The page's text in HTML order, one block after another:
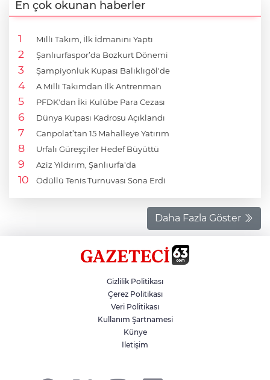
En çok okunan haberler
Milli Takım, İlk İdmanını Yaptı
Şanlıurfaspor’da Bozkurt Dönemi
Şampiyonluk Kupası Balıklıgöl'de
A Milli Takımdan İlk Antrenman
PFDK'dan İki Kulübe Para Cezası
Dünya Kupası Kadrosu Açıklandı
Canpolat’tan 15 Mahalleye Yatırım
Urfalı Güreşçiler Hedef Büyüttü
Aziz Yıldırım, Şanlıurfa'da
Ödüllü Tenis Turnuvası Sona Erdi
Daha Fazla Göster
Gizlilik Politikası
Çerez Politikası
Veri Politikası
Kullanım Şartnamesi
Künye
İletişim